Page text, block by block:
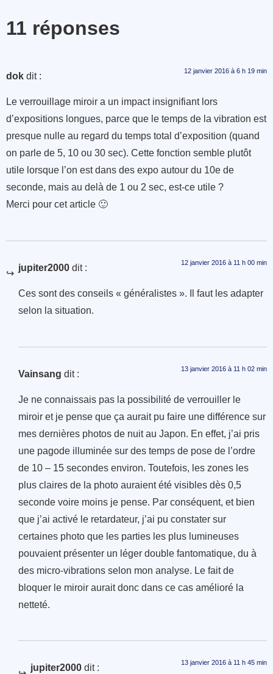
11 réponses
dok dit : 12 janvier 2016 à 6 h 19 min
Le verrouillage miroir a un impact insignifiant lors
d’expositions longues, parce que le temps de la vibration est
presque nulle au regard du temps total d’exposition (quand
on parle de 5, 10 ou 30 sec). Cette fonction semble plutôt
utile lorsque l’on est dans des expo autour du 10e de
seconde, mais au delà de 1 ou 2 sec, est-ce utile ?
Merci pour cet article 🙂
jupiter2000 dit : 12 janvier 2016 à 11 h 00 min
Ces sont des conseils « généralistes ». Il faut les adapter
selon la situation.
Vainsang dit : 13 janvier 2016 à 11 h 02 min
Je ne connaissais pas la possibilité de verrouiller le
miroir et je pense que ça aurait pu faire une différence sur
mes dernières photos de nuit au Japon. En effet, j’ai pris
une pagode illuminée sur des temps de pose de l’ordre
de 10 – 15 secondes environ. Toutefois, les zones les
plus claires de la photo auraient été visibles dès 0,5
seconde voire moins je pense. Par conséquent, et bien
que j’ai activé le retardateur, j’ai pu constater sur
certaines photo que les parties les plus lumineuses
pouvaient présenter un léger double fantomatique, du à
des micro-vibrations selon mon analyse. Le fait de
bloquer le miroir aurait donc dans ce cas amélioré la
netteté.
jupiter2000 dit : 13 janvier 2016 à 11 h 45 min